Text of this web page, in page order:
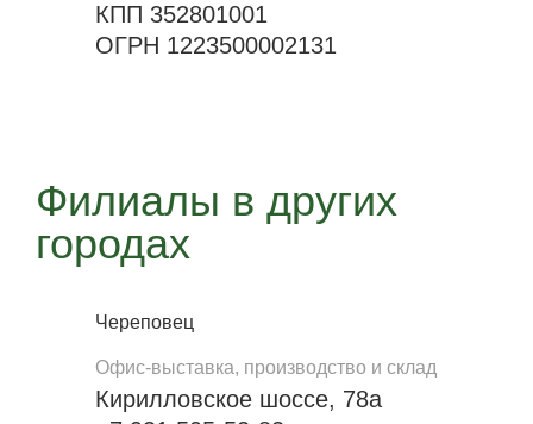
КПП 352801001
ОГРН 1223500002131
Филиалы в других
городах
Череповец
Офис-выставка, производство и склад
Кирилловское шоссе, 78а